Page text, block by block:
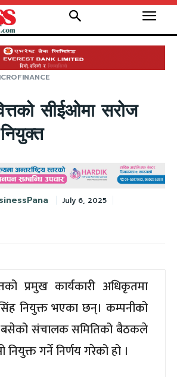
सीईओमा सरोज
July 6, 2025
प्रमुख कार्यकारी अधिकृतमा
नियुक्त भएका छन्। कम्पनीको
संचालक समितिको बैठकले
गर्ने निर्णय गरेको हो ।